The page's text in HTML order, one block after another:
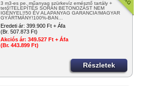
3 m3-es pe. műanyag szürkevíz emésztő tartály +
tető!TELEPÍTÉS SORÁN BETONOZÁST NEM
IGÉNYEL!!50 ÉV ALAPANYAG GARANCIA!MAGYAR
GYÁRTMÁNY!100%-BAN…
Eredeti ár: 399.900 Ft + Áfa
(Br. 507.873 Ft)
Akciós ár: 349.527 Ft + Áfa
(Br. 443.899 Ft)
Részletek